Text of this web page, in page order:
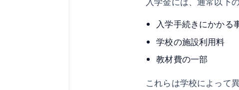
入学手続きにかかる
学校の施設利用料
教材費の一部
これらは学校によって